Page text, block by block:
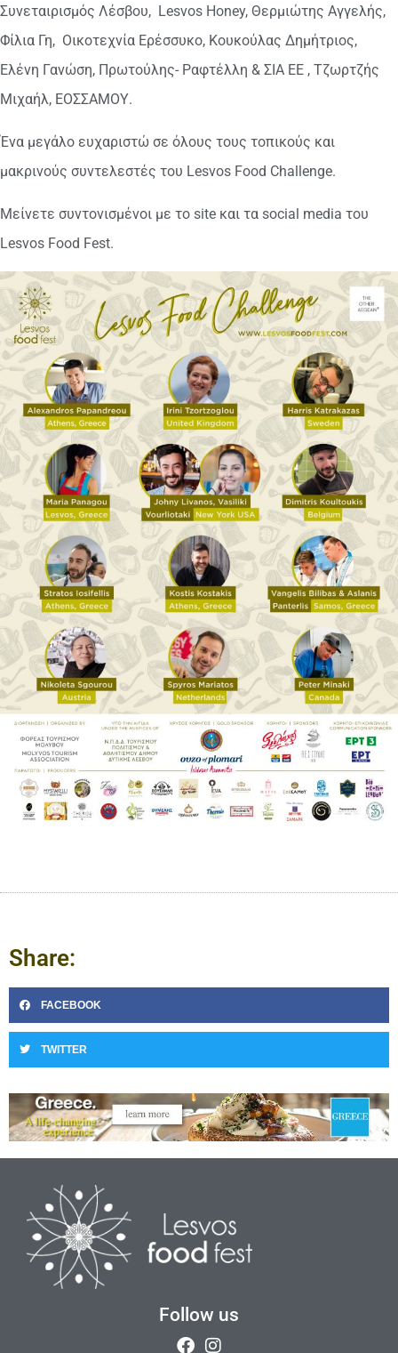
Συνεταιρισμός Λέσβου, Lesvos Honey, Θερμιώτης Αγγελής,
Φίλια Γη, Οικοτεχνία Ερέσσυκο, Κουκούλας Δημήτριος,
Ελένη Γανώση, Πρωτούλης- Ραφτέλλη & ΣΙΑ ΕΕ , Τζωρτζής
Μιχαήλ, ΕΟΣΣΑΜΟΥ.
Ένα μεγάλο ευχαριστώ σε όλους τους τοπικούς και
μακρινούς συντελεστές του Lesvos Food Challenge.
Μείνετε συντονισμένοι με το site και τα social media του
Lesvos Food Fest.
Share:
FACEBOOK
TWITTER
Follow us